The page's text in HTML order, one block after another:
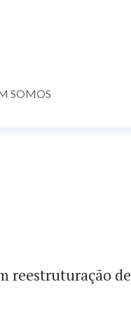
SOMOS
reestruturação de